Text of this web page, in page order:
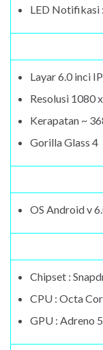
LED Notifikasi
Layar 6.0 inci
Resolusi 1080
Kerapatan ~
Gorilla Glass 4
OS Android v
Chipset :
CPU : Octa
GPU : Adreno